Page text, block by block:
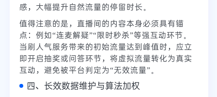
感，大幅提升自然流量的停留时长。
值得注意的是，直播间的内容本身必须具有锚
点：例如“连麦解疑”“限时秒杀”等强互动环节。
当刷人气服务带来的初始流量达到峰值时，应立
即开启抽奖或问答环节，将虚拟流量转化为真实
互动，避免被平台判定为“无效流量”。
四、长效数据维护与算法加权